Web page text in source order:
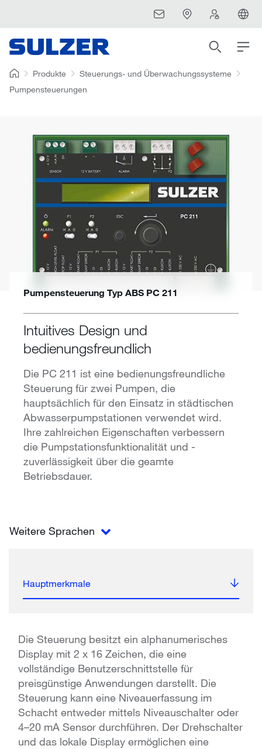
Produkte
Steuerungs- und Überwachungssysteme
Pumpensteuerungen
Pumpensteuerung Typ ABS PC 211
Intuitives Design und
bedienungsfreundlich
Die PC 211 ist eine bedienungsfreundliche
Steuerung für zwei Pumpen, die
hauptsächlich für den Einsatz in städtischen
Abwasserpumpstationen verwendet wird.
Ihre zahlreichen Eigenschaften verbessern
die Pumpstationsfunktionalität und -
zuverlässigkeit über die geamte
Betriebsdauer.
Weitere Sprachen
Hauptmerkmale
Die Steuerung besitzt ein alphanumerisches
Display mit 2 x 16 Zeichen, die eine
vollständige Benutzerschnittstelle für
preisgünstige Anwendungen darstellt. Die
Steuerung kann eine Niveauerfassung im
Schacht entweder mittels Niveauschalter oder
4–20 mA Sensor durchführen. Der Drehschalter
und das lokale Display ermöglichen eine